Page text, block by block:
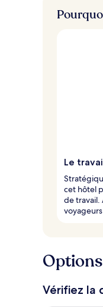
Le
cet hôtel
de travail.
Vérifiez la